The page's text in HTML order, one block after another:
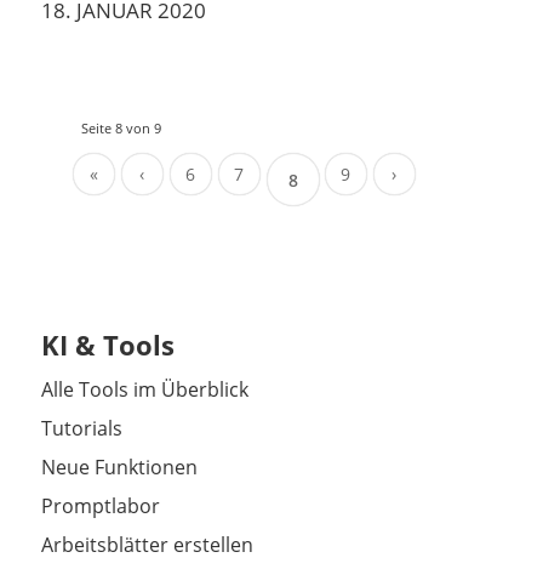
18. JANUAR 2020
Seite 8 von 9
« ‹ 6 7 8 9 ›
KI & Tools
Alle Tools im Überblick
Tutorials
Neue Funktionen
Promptlabor
Arbeitsblätter erstellen